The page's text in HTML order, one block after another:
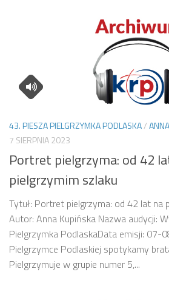
43. PIESZA PIELGRZYMKA PODLASKA/
7 SIERPNIA 2023
Portret pielgrzyma: od 42
pielgrzymim szlaku
Tytuł: Portret pielgrzyma: od 42 lat na
Autor: Anna Kupińska Nazwa audycji:
Pielgrzymka PodlaskaData emisji: 07-
Pielgrzymce Podlaskiej spotykamy
Pielgrzymuje w grupie numer 5,...